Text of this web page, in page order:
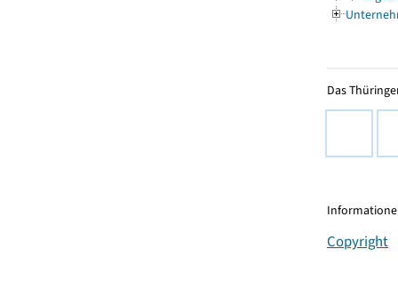
Das
Copyright